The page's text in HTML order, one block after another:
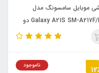
موبایل سامسونگ مدل
Galaxy A21S SM-A217F/DS دو
سیم‌کارت ظرفیت 64 گیگابایت و رم
ناموجود